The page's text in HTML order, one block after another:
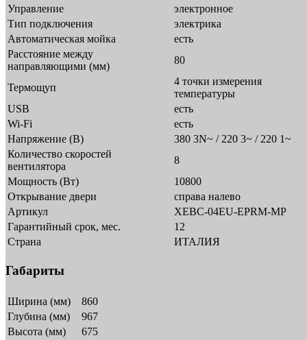
Управление
электронное
Тип подключения
электрика
Автоматическая мойка
есть
Расстояние между
направляющими (мм)
80
Термощуп
4 точки измерения
температуры
USB
есть
Wi-Fi
есть
Напряжение (В)
380 3N~ / 220 3~ / 220 1~
Количество скоростей
вентилятора
8
Мощность (Вт)
10800
Открывание двери
справа налево
Артикул
XEBC-04EU-EPRM-MP
Гарантийный срок, мес.
12
Страна
ИТАЛИЯ
Габариты
Ширина (мм)
860
Глубина (мм)
967
Высота (мм)
675